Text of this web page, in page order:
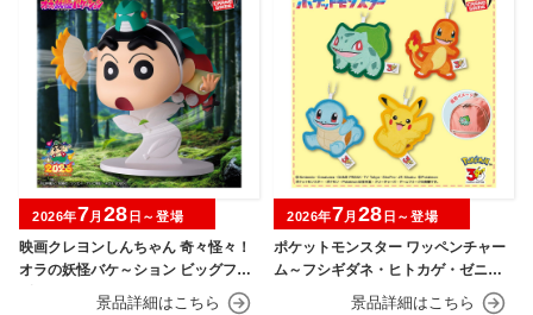
映画クレヨンしんちゃん 奇々怪々！
オラの妖怪バケ～ション ビッグフィ
ギュア～野原しんのすけ～
2026年7月 28 日～登場
ポケットモンスター ワッペンチャー
ム～フシギダネ・ヒトカゲ・ゼニガ
メ・ピカチュウ～30th Anniversary
2026年7月 28 日～登場